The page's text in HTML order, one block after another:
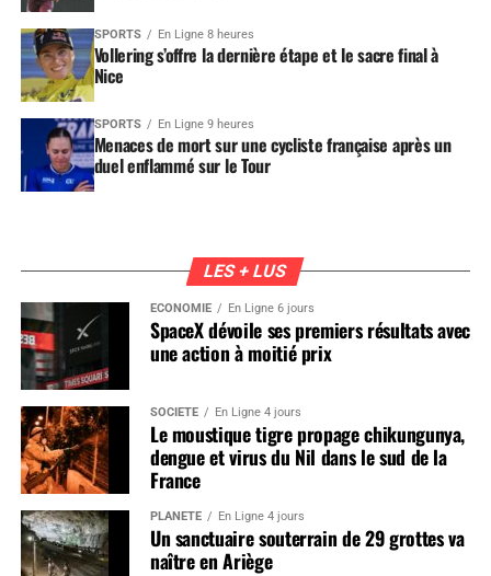
SPORTS En Ligne 8 heures
Vollering s’offre la dernière étape et le sacre final à
Nice
SPORTS En Ligne 9 heures
Menaces de mort sur une cycliste française après un
duel enflammé sur le Tour
LES + LUS
ÉCONOMIE En Ligne 6 jours
SpaceX dévoile ses premiers résultats avec
une action à moitié prix
SOCIÉTÉ En Ligne 4 jours
Le moustique tigre propage chikungunya,
dengue et virus du Nil dans le sud de la
France
PLANÈTE En Ligne 4 jours
Un sanctuaire souterrain de 29 grottes va
naître en Ariège